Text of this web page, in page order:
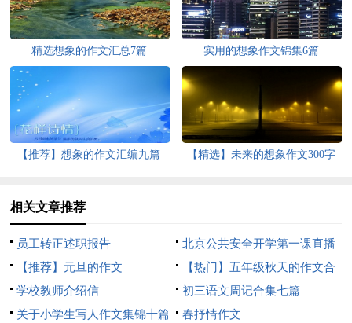
精选想象的作文汇总7篇 实用的想象作文锦集6篇
【推荐】想象的作文汇编九篇
【精选】未来的想象作文300字
相关文章推荐
员工转正述职报告
北京公共安全开学第一课直播
心得体会
【推荐】元旦的作文
【热门】五年级秋天的作文合
集八篇
学校教师介绍信
初三语文周记合集七篇
关于小学生写人作文集锦十篇
春抒情作文